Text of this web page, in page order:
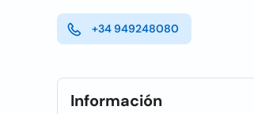
+34 949248080
Información